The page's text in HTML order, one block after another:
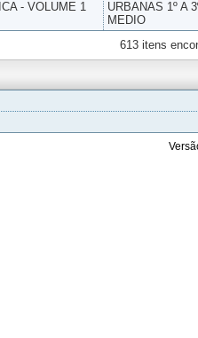
- VOLUME 1
URBANAS 1º A
MEDIO
613 itens